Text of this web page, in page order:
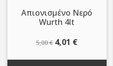
Απιονισμένο Νερό
Wurth 4lt
5,00€ Original
4,01 €Η